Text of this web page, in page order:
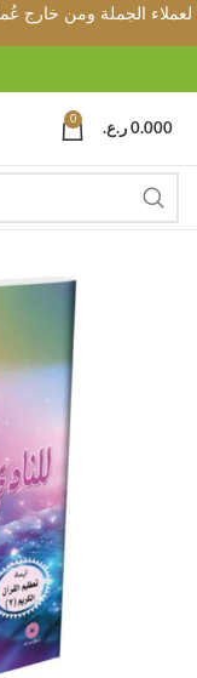
لعملاء الجملة ومن خارج
0
0.000 ر.ع.